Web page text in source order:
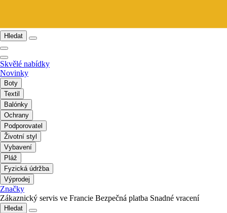
Hledat
Skvělé nabídky
Novinky
Boty
Textil
Balónky
Ochrany
Podporovatel
Životní styl
Vybavení
Pláž
Fyzická údržba
Výprodej
Značky
Zákaznický servis ve Francie Bezpečná platba Snadné vracení
Hledat